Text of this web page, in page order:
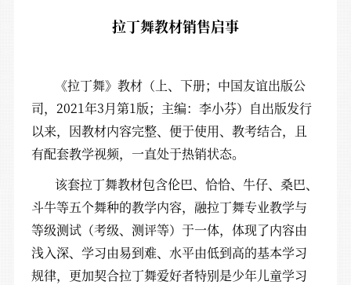
拉丁舞教材销售启事
《拉丁舞》教材（上、下册；中国友谊出版公
司，2021年3月第1版；主编：李小芬）自出版发行
以来，因教材内容完整、便于使用、教考结合，且
有配套教学视频，一直处于热销状态。
该套拉丁舞教材包含伦巴、恰恰、牛仔、桑巴、
斗牛等五个舞种的教学内容，融拉丁舞专业教学与
等级测试（考级、测评等）于一体，体现了内容由
浅入深、学习由易到难、水平由低到高的基本学习
规律，更加契合拉丁舞爱好者特别是少年儿童学习